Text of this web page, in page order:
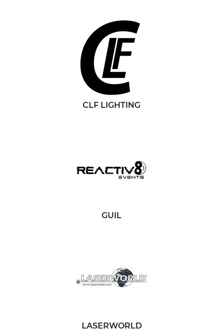
CLF LIGHTING
GUIL
LASERWORLD